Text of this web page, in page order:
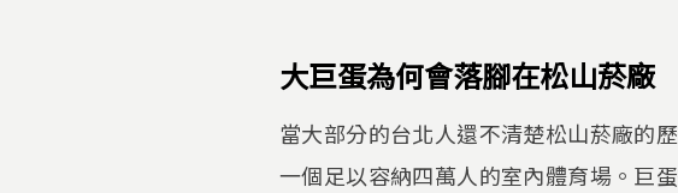
大巨蛋為何會落腳在松山菸廠
當大部分的台北人還不清楚松山菸廠的
一個足以容納四萬人的室內體育場。巨